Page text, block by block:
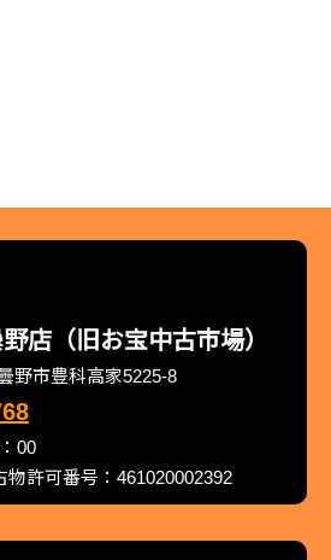
店（旧お宝中古市場）
野市豊科高家5225-8
00
許可番号：461020002392